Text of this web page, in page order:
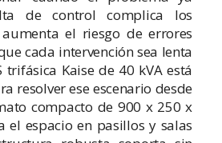
de control complica los
el riesgo de errores
cada intervención sea lenta
trifásica Kaise de 40 kVA está
resolver ese escenario desde
compacto de 900 x 250 x
el espacio en pasillos y salas